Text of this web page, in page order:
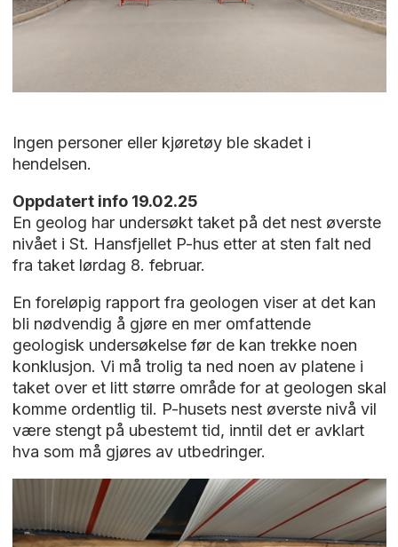
Ingen personer eller kjøretøy ble skadet i
hendelsen.
Oppdatert info 19.02.25
En geolog har undersøkt taket på det nest øverste
nivået i St. Hansfjellet P-hus etter at sten falt ned
fra taket lørdag 8. februar.
En foreløpig rapport fra geologen viser at det kan
bli nødvendig å gjøre en mer omfattende
geologisk undersøkelse før de kan trekke noen
konklusjon. Vi må trolig ta ned noen av platene i
taket over et litt større område for at geologen skal
komme ordentlig til. P-husets nest øverste nivå vil
være stengt på ubestemt tid, inntil det er avklart
hva som må gjøres av utbedringer.